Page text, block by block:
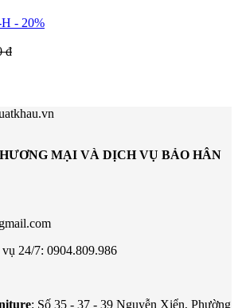
- 20%
đ
MẠI VÀ DỊCH VỤ BẢO HÂN
24/7: 0904.809.986
: Số 35 - 37 - 39 Nguyễn Xiển, Phường